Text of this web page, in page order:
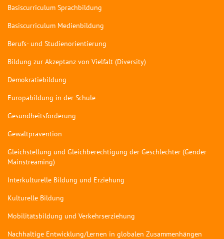
Basiscurriculum Sprachbildung
Basiscurriculum Medienbildung
Berufs- und Studienorientierung
Bildung zur Akzeptanz von Vielfalt (Diversity)
Demokratiebildung
Europabildung in der Schule
Gesundheitsförderung
Gewaltprävention
Gleichstellung und Gleichberechtigung der Geschlechter (Gender
Mainstreaming)
Interkulturelle Bildung und Erziehung
Kulturelle Bildung
Mobilitätsbildung und Verkehrserziehung
Nachhaltige Entwicklung/Lernen in globalen Zusammenhängen